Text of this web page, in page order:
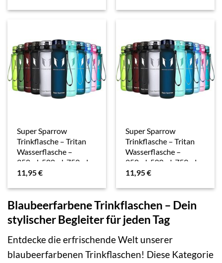
Sport, Wasser, Fahrrad,
Sport, Wasser, Fahrrad,
Super Sparrow
Trinkflasche – Tritan
Wasserflasche –
350ml, 500ml, 750ml,
1000ml – BPA-frei –
Fitness,…
11,95€
Super Sparrow
Trinkflasche – Tritan
Wasserflasche –
350ml, 500ml, 750ml,
1000ml – BPA-frei –
Fitness,…
11,95€
Blaubeerfarbene Trinkflaschen – Dein
stylischer Begleiter für jeden Tag
Entdecke die erfrischende Welt unserer
blaubeerfarbenen Trinkflaschen! Diese Kategorie